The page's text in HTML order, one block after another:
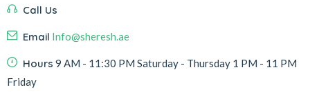
Call Us
Email Info@sheresh.ae
Hours 9 AM - 11:30 PM Saturday - Thursday 1 PM - 11 PM
Friday